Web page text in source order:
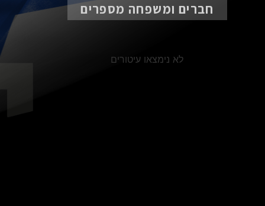
חברים ומשפחה מספרים
לא נימצאו עיטורים